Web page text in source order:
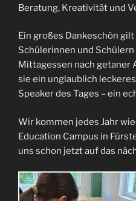
Beratung, Kreativität und
Ein großes Dankeschön
Schülerinnen und
Mittagessen nach getaner
sie ein unglaublich
Speaker des Tages – ein
Wir kommen jedes Jahr
Education Campus in
uns schon jetzt auf das